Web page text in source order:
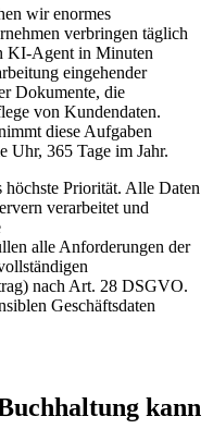
wir enormes
verbringen täglich
KI-Agent in Minuten
eingehender
Dokumente, die
von Kundendaten.
diese Aufgaben
Uhr, 365 Tage im Jahr.
Priorität. Alle Daten
verarbeitet und
alle Anforderungen der
nach Art. 28 DSGVO.
Geschäftsdaten
kann